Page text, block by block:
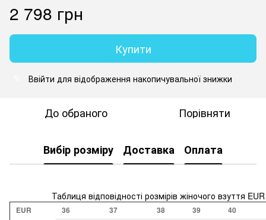
2 798 грн
Купити
Ввійти для відображення накопичувальної знижки
До обраного Порівняти
Вибір розміру Доставка Оплата
Таблиця відповідності розмірів жіночого взуття EUR
EUR 36 37 38 39
40